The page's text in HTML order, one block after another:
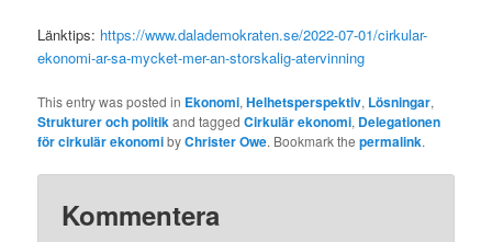
Länktips: https://www.dalademokraten.se/2022-07-01/cirkular-
ekonomi-ar-sa-mycket-mer-an-storskalig-atervinning
This entry was posted in Ekonomi,Helhetsperspektiv, Lösningar,
Strukturer och politikand taggedCirkulär ekonomi, Delegationen
för cirkulär ekonomibyChrister Owe. Bookmark thepermalink.
Kommentera